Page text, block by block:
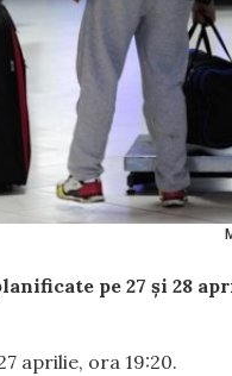
pe 27 și 28
aprilie, ora 19:20.